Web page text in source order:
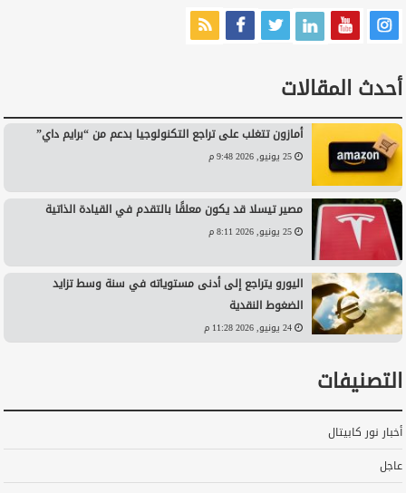
أحدث المقالات
أمازون تتغلب على تراجع التكنولوجيا بدعم من “برايم داي”
25 يونيو, 2026 9:48 م
مصير تيسلا قد يكون معلقًا بالتقدم في القيادة الذاتية
25 يونيو, 2026 8:11 م
اليورو يتراجع إلى أدنى مستوياته في سنة وسط تزايد
الضغوط النقدية
24 يونيو, 2026 11:28 م
التصنيفات
أخبار نور كابيتال
عاجل